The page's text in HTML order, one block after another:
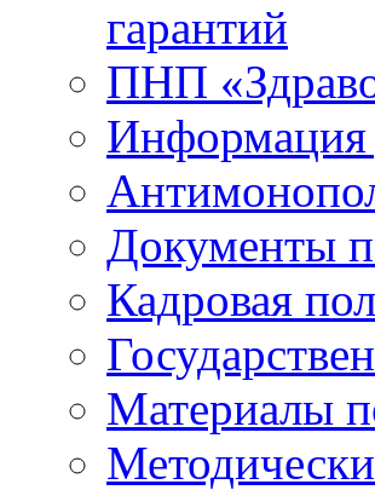
гарантий
ПНП
Информация
Документы
Кадровая
Материалы